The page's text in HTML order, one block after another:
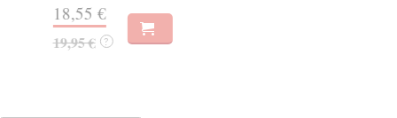
18,55 €
19,95 € ?